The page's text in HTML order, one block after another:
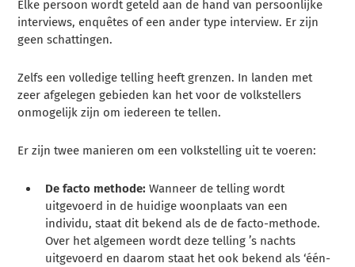
Elke persoon wordt geteld aan de hand van persoonlijke
interviews, enquêtes of een ander type interview. Er zijn
geen schattingen.
Zelfs een volledige telling heeft grenzen. In landen met
zeer afgelegen gebieden kan het voor de volkstellers
onmogelijk zijn om iedereen te tellen.
Er zijn twee manieren om een volkstelling uit te voeren:
De facto methode:Wanneer de telling wordt
uitgevoerd in de huidige woonplaats van een
individu, staat dit bekend als de de facto-methode.
Over het algemeen wordt deze telling ’s nachts
uitgevoerd en daarom staat het ook bekend als ‘één-